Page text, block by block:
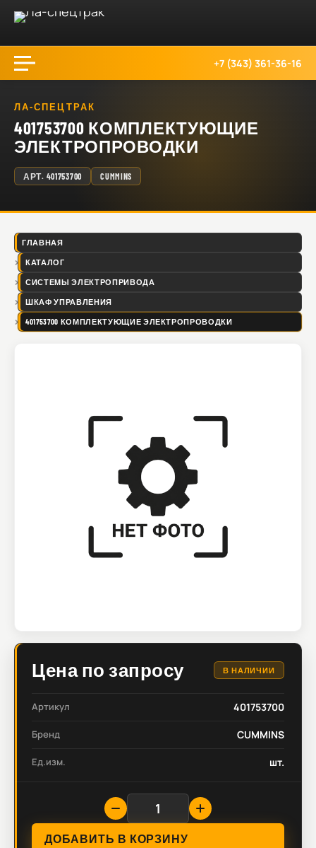
+7 (343) 361-36-16
ЛА-СПЕЦТРАК
401753700 КОМПЛЕКТУЮЩИЕ
ЭЛЕКТРОПРОВОДКИ
АРТ. 401753700 CUMMINS
ГЛАВНАЯ
КАТАЛОГ
СИСТЕМЫ ЭЛЕКТРОПРИВОДА
ШКАФ УПРАВЛЕНИЯ
401753700 КОМПЛЕКТУЮЩИЕ ЭЛЕКТРОПРОВОДКИ
Цена по запросу В НАЛИЧИИ
Артикул 401753700
Бренд CUMMINS
Ед.изм. шт.
ДОБАВИТЬ В КОРЗИНУ